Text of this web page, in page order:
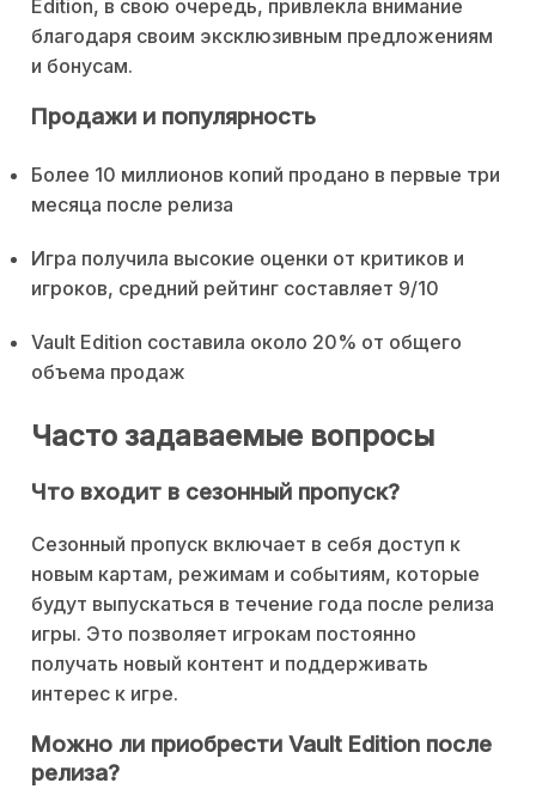
Edition, в свою очередь, привлекла внимание
благодаря своим эксклюзивным предложениям
и бонусам.
Продажи и популярность
Более 10 миллионов копий продано в первые три
месяца после релиза
Игра получила высокие оценки от критиков и
игроков, средний рейтинг составляет 9/10
Vault Edition составила около 20% от общего
объема продаж
Часто задаваемые вопросы
Что входит в сезонный пропуск?
Сезонный пропуск включает в себя доступ к
новым картам, режимам и событиям, которые
будут выпускаться в течение года после релиза
игры. Это позволяет игрокам постоянно
получать новый контент и поддерживать
интерес к игре.
Можно ли приобрести Vault Edition после
релиза?